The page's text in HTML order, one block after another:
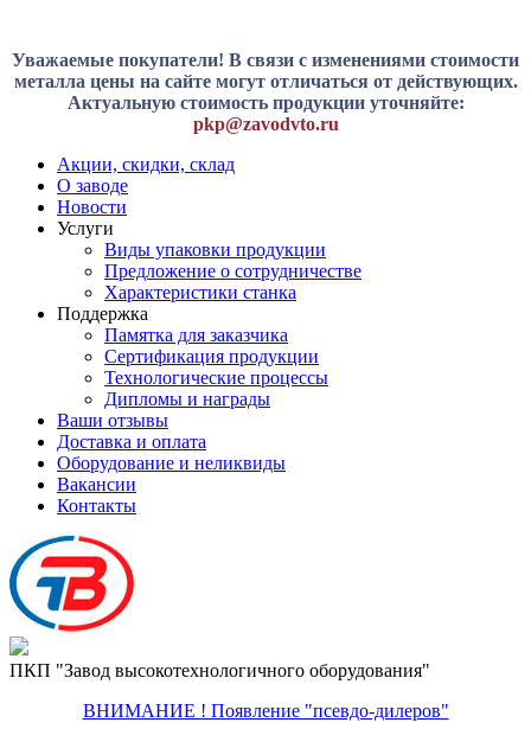
Уважаемые покупатели! В связи с изменениями стоимости
металла цены на сайте могут отличаться от действующих.
Актуальную стоимость продукции уточняйте:
pkp@zavodvto.ru
Акции, скидки, склад
О заводе
Новости
Услуги
Виды упаковки продукции
Предложение о сотрудничестве
Характеристики станка
Поддержка
Памятка для заказчика
Сертификация продукции
Технологические процессы
Дипломы и награды
Ваши отзывы
Доставка и оплата
Оборудование и неликвиды
Вакансии
Контакты
ПКП "Завод высокотехнологичного оборудования"
ВНИМАНИЕ ! Появление "псевдо-дилеров"